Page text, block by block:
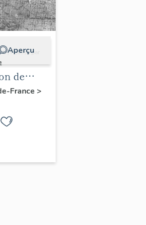
Aperçu
| Réalisé par
de
l'aire
France >